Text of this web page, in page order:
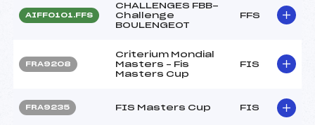
AIFF0101.FFS
CHALLENGES FBB-
Challenge
BOULENGEOT
FFS
FRA9208
Criterium Mondial
Masters – Fis
Masters Cup
FIS
FRA9235 FIS Masters Cup FIS